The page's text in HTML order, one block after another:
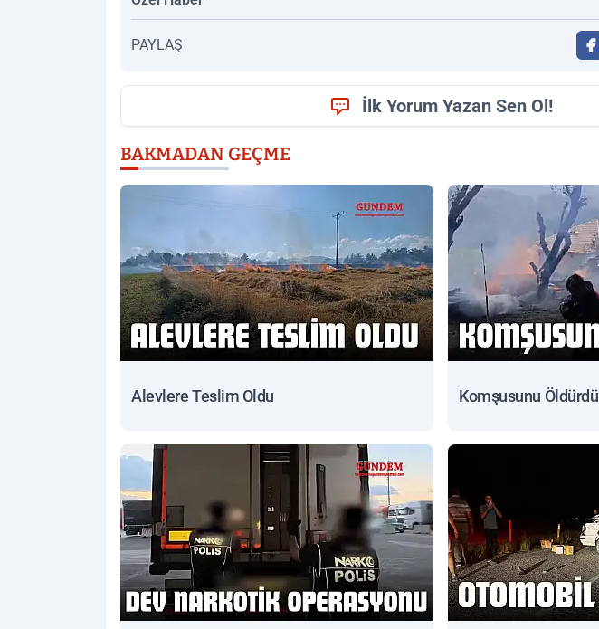
PAYLAŞ
İlk Yorum Yazan Sen Ol!
BAKMADAN GEÇME
Alevlere Teslim Oldu Komşusunu Öldürdü